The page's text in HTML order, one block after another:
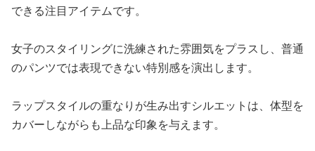
できる注目アイテムです。
女子のスタイリングに洗練された雰囲気をプラスし、普通
のパンツでは表現できない特別感を演出します。
ラップスタイルの重なりが生み出すシルエットは、体型を
カバーしながらも上品な印象を与えます。